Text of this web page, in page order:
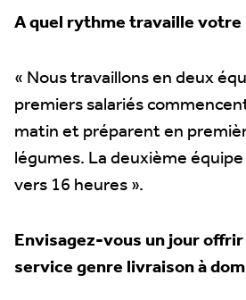
A quel rythme travaille
« Nous travaillons en deux
premiers salariés
matin et préparent en
légumes. La deuxième
vers 16 heures ».
Envisagez-vous un jour
service genre livraison à